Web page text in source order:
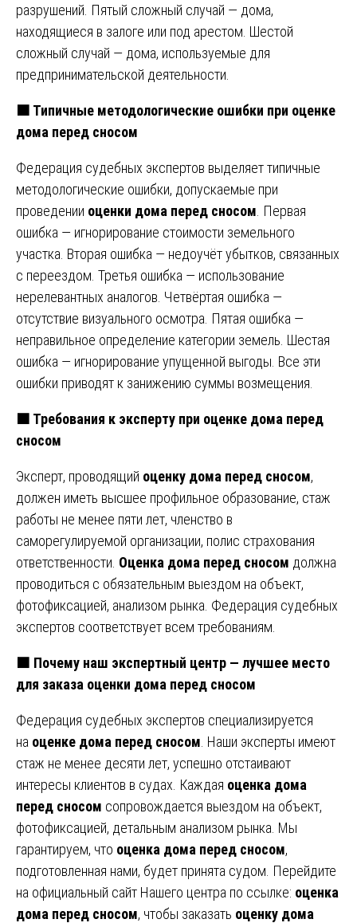
разрушений. Пятый сложный случай — дома,
находящиеся в залоге или под арестом. Шестой
сложный случай — дома, используемые для
предпринимательской деятельности.
🟧 Типичные методологические ошибки при оценке
дома перед сносом
Федерация судебных экспертов выделяет типичные
методологические ошибки, допускаемые при
проведении оценки дома перед сносом . Первая
ошибка — игнорирование стоимости земельного
участка. Вторая ошибка — недоучёт убытков, связанных
с переездом. Третья ошибка — использование
нерелевантных аналогов. Четвёртая ошибка —
отсутствие визуального осмотра. Пятая ошибка —
неправильное определение категории земель. Шестая
ошибка — игнорирование упущенной выгоды. Все эти
ошибки приводят к занижению суммы возмещения.
🟧 Требования к эксперту при оценке дома перед
сносом
Эксперт, проводящий оценку дома перед сносом,
должен иметь высшее профильное образование, стаж
работы не менее пяти лет, членство в
саморегулируемой организации, полис страхования
ответственности. Оценка дома перед сносом должна
проводиться с обязательным выездом на объект,
фотофиксацией, анализом рынка. Федерация судебных
экспертов соответствует всем требованиям.
🟧 Почему наш экспертный центр — лучшее место
для заказа оценки дома перед сносом
Федерация судебных экспертов специализируется
на оценке дома перед сносом . Наши эксперты имеют
стаж не менее десяти лет, успешно отстаивают
интересы клиентов в судах. Каждая оценка дома
перед сносом сопровождается выездом на объект,
фотофиксацией, детальным анализом рынка. Мы
гарантируем, что оценка дома перед сносом,
подготовленная нами, будет принята судом. Перейдите
на официальный сайт Нашего центра по ссылке: оценка
дома перед сносом, чтобы заказать оценку дома